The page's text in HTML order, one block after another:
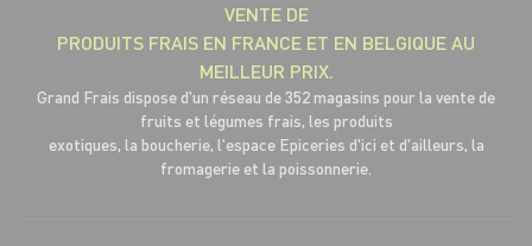
VENTE DE
PRODUITS FRAIS EN FRANCE ET EN BELGIQUE AU
MEILLEUR PRIX.
Grand Frais dispose d'un réseau de 352 magasins pour la vente de
fruits et légumes frais, les produits
exotiques, la boucherie, l'espace Epiceries d'ici et d'ailleurs, la
fromagerie et la poissonnerie.